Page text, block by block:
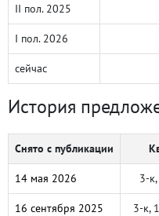
II пол. 2025
I пол. 2026
сейчас
История
Снято с публикации
14 мая 2026 3-
16 сентября 2025 3-к,